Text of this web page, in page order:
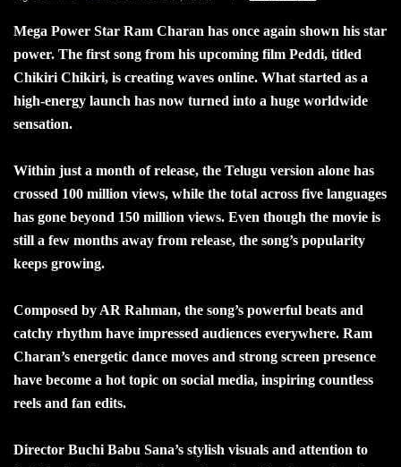
Mega Power Star Ram Charan has once again shown his star
power. The first song from his upcoming film Peddi, titled
Chikiri Chikiri, is creating waves online. What started as a
high-energy launch has now turned into a huge worldwide
sensation.
Within just a month of release, the Telugu version alone has
crossed 100 million views, while the total across five languages
has gone beyond 150 million views. Even though the movie is
still a few months away from release, the song’s popularity
keeps growing.
Composed by AR Rahman, the song’s powerful beats and
catchy rhythm have impressed audiences everywhere. Ram
Charan’s energetic dance moves and strong screen presence
have become a hot topic on social media, inspiring countless
reels and fan edits.
Director Buchi Babu Sana’s stylish visuals and attention to